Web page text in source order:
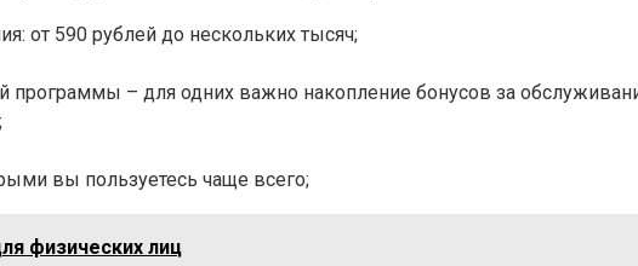
от 590 рублей до нескольких тысяч;
программы – для одних важно накопление бонусов за
вы пользуетесь чаще всего;
физических лиц